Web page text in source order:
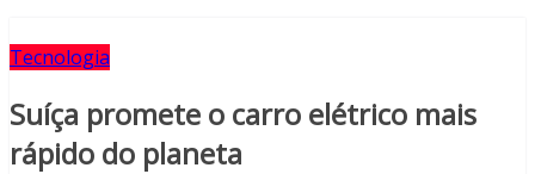
Tecnologia
Suíça promete o carro elétrico mais
rápido do planeta